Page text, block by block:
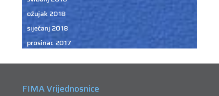
ožujak 2018
siječanj 2018
prosinac 2017
FIMA Vrijednosnice